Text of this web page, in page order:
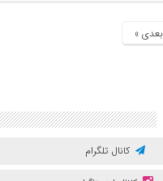
بعدی »
کانال تلگرام